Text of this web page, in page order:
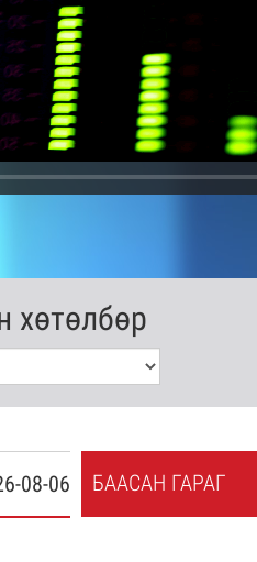
хөтөлбөр
08-06 БААСАН ГАРАГ